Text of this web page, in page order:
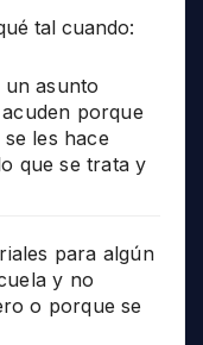
tal cuando:
asunto
porque
les hace
que se trata y
para algún
y no
o porque se